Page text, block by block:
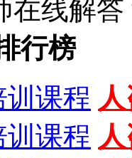
在线解答
行榜
课程
课程